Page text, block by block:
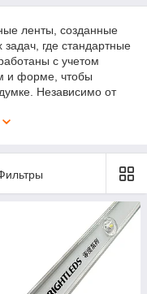
ленты, созданные
где стандартные
с учетом
и форме, чтобы
Независимо от
размера, здесь
световые эффекты в
областях вместе с
лент!